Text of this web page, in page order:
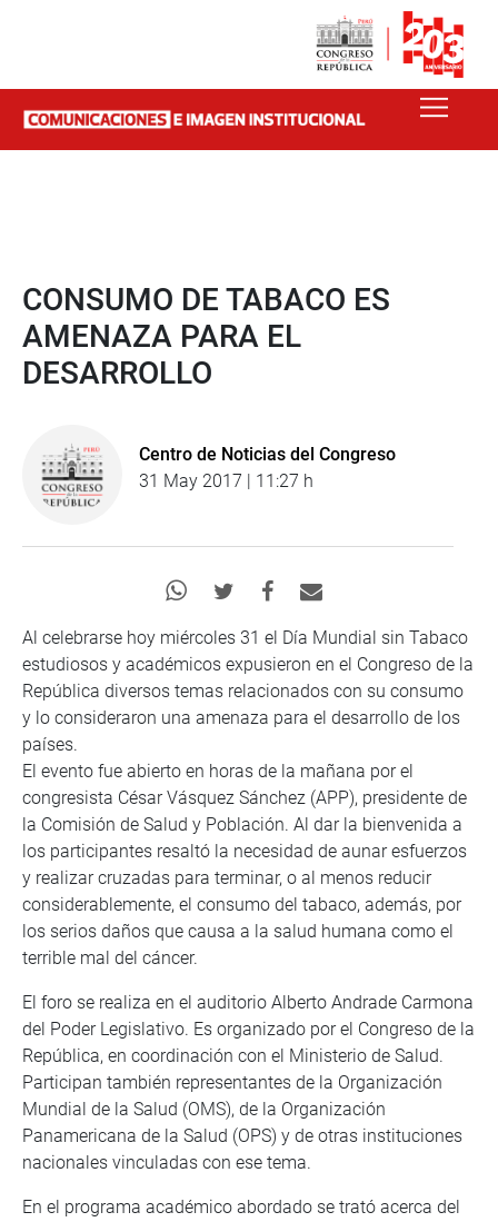
CONSUMO DE TABACO ES
AMENAZA PARA EL
DESARROLLO
Centro de Noticias del Congreso
31 May 2017 | 11:27 h
Al celebrarse hoy miércoles 31 el Día Mundial sin Tabaco
estudiosos y académicos expusieron en el Congreso de la
República diversos temas relacionados con su consumo
y lo consideraron una amenaza para el desarrollo de los
países.
El evento fue abierto en horas de la mañana por el
congresista César Vásquez Sánchez (APP), presidente de
la Comisión de Salud y Población. Al dar la bienvenida a
los participantes resaltó la necesidad de aunar esfuerzos
y realizar cruzadas para terminar, o al menos reducir
considerablemente, el consumo del tabaco, además, por
los serios daños que causa a la salud humana como el
terrible mal del cáncer.
El foro se realiza en el auditorio Alberto Andrade Carmona
del Poder Legislativo. Es organizado por el Congreso de la
República, en coordinación con el Ministerio de Salud.
Participan también representantes de la Organización
Mundial de la Salud (OMS), de la Organización
Panamericana de la Salud (OPS) y de otras instituciones
nacionales vinculadas con ese tema.
En el programa académico abordado se trató acerca del